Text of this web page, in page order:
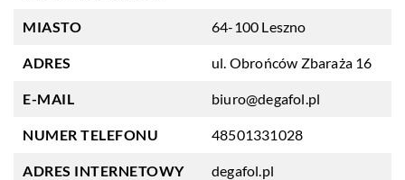
MIASTO 64-100 Leszno
ADRES ul. Obrońców Zbaraża 16
E-MAIL biuro@degafol.pl
NUMER TELEFONU 48501331028
ADRES INTERNETOWY degafol.pl